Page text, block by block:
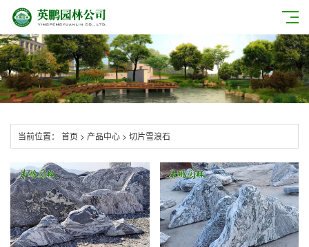
当前位置： 首页 > 产品中心 > 切片雪浪石